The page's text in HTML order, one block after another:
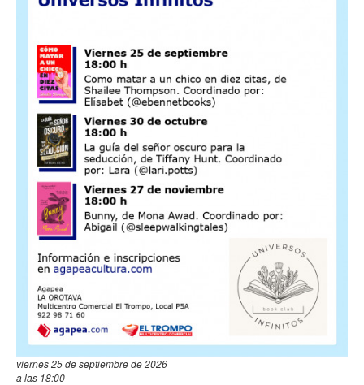
viernes 25 de septiembre de 2026
a las 18:00